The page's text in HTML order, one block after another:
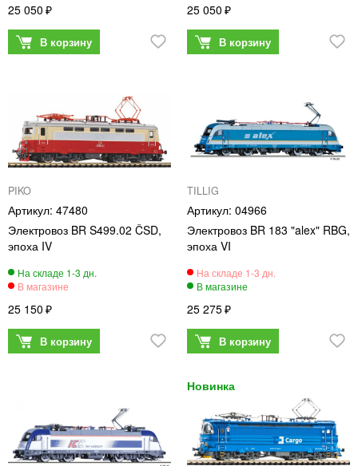
25 050 25 050
PIKO
47480
Электровоз BR S499.02 ČSD,
эпоха IV
25 150
TILLIG
04966
Электровоз BR 183 "alex" RBG,
эпоха VI
25 275